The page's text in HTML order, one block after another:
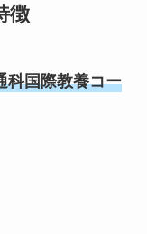
徴
科国際教養コー